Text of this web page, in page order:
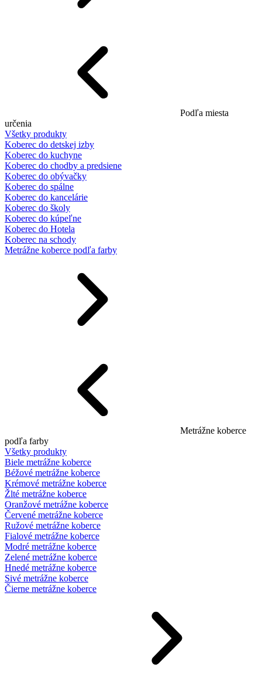
Podľa miesta
určenia
Všetky produkty
Koberec do detskej izby
Koberec do kuchyne
Koberec do chodby a predsiene
Koberec do obývačky
Koberec do spálne
Koberec do kancelárie
Koberec do školy
Koberec do kúpeľne
Koberec do Hotela
Koberec na schody
Metrážne koberce podľa farby
Metrážne koberce
podľa farby
Všetky produkty
Biele metrážne koberce
Béžové metrážne koberce
Krémové metrážne koberce
Žlté metrážne koberce
Oranžové metrážne koberce
Červené metrážne koberce
Ružové metrážne koberce
Fialové metrážne koberce
Modré metrážne koberce
Zelené metrážne koberce
Hnedé metrážne koberce
Sivé metrážne koberce
Čierne metrážne koberce